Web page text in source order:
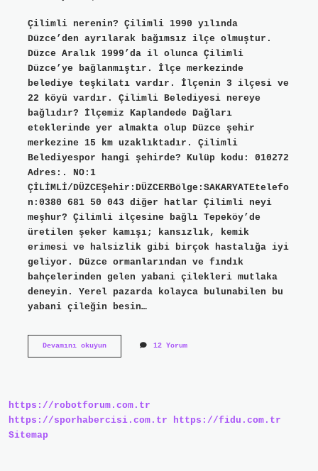
Çilimli nerenin? Çilimli 1990 yılında
Düzce’den ayrılarak bağımsız ilçe olmuştur.
Düzce Aralık 1999’da il olunca Çilimli
Düzce’ye bağlanmıştır. İlçe merkezinde
belediye teşkilatı vardır. İlçenin 3 ilçesi ve
22 köyü vardır. Çilimli Belediyesi nereye
bağlıdır? İlçemiz Kaplandede Dağları
eteklerinde yer almakta olup Düzce şehir
merkezine 15 km uzaklıktadır. Çilimli
Belediyespor hangi şehirde? Kulüp kodu: 010272
Adres:. NO:1
ÇİLİMLİ/DÜZCEŞehir:DÜZCERBölge:SAKARYATEtelefo
n:0380 681 50 043 diğer hatlar Çilimli neyi
meşhur? Çilimli ilçesine bağlı Tepeköy’de
üretilen şeker kamışı; kansızlık, kemik
erimesi ve halsizlik gibi birçok hastalığa iyi
geliyor. Düzce ormanlarından ve fındık
bahçelerinden gelen yabani çilekleri mutlaka
deneyin. Yerel pazarda kolayca bulunabilen bu
yabani çileğin besin…
Devamını okuyunÇilimli
12 Yorum
https://robotforum.com.tr
https://sporhabercisi.com.tr
https://fidu.com.tr
Sitemap